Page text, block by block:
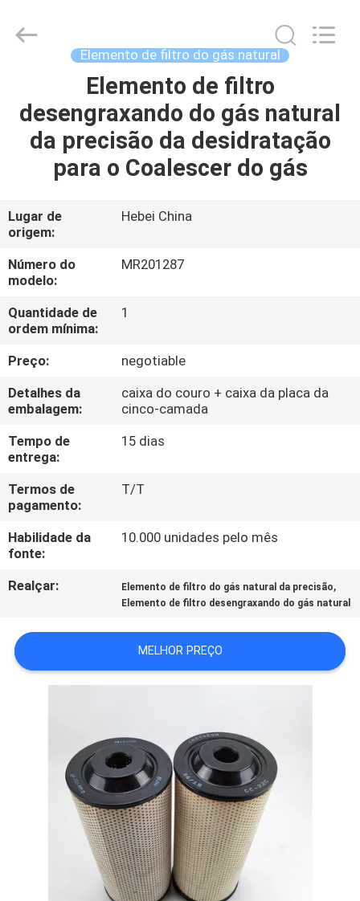
PRODUTOS
VÍDEOS
SOBRE
NÓS
EXCURSÃO
FÁBRICA
CONTROLE
DA
QUALIDADE
CONTACTE-
NOS
CASOS
PRIVACY
Elemento de filtro do gás natural
Elemento de filtro
desengraxando do gás natural
da precisão da desidratação
para o Coalescer do gás
Lugar de
origem:
Hebei China
Número do
modelo:
MR201287
Quantidade de
ordem mínima:
1
Preço:
negotiable
Detalhes da
embalagem:
caixa do couro + caixa da placa da
cinco-camada
Tempo de
entrega:
15 dias
Termos de
pagamento:
T/T
Habilidade da
fonte:
10.000 unidades pelo mês
Realçar: Elemento de filtro do gás natural da precisão,
Elemento de filtro desengraxando do gás natural
MELHOR PREÇO